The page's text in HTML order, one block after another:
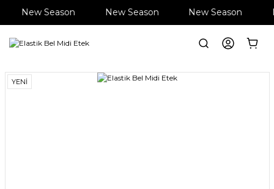
New Season New Season New Season
Anasayfa Giyim
YENİ